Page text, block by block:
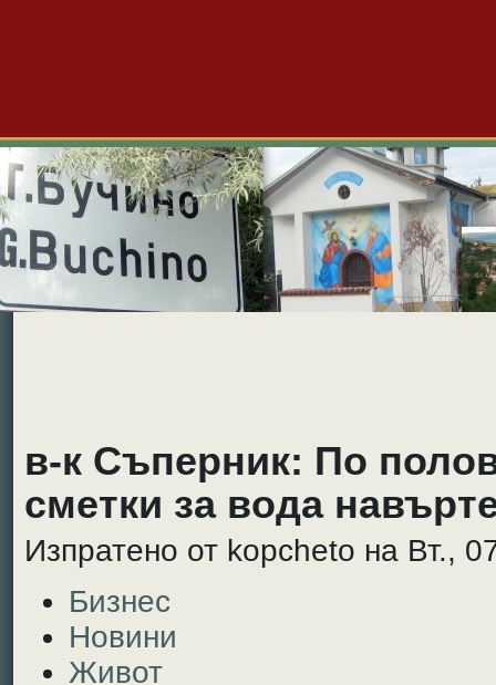
в-к Съперник: По
сметки за вода
Изпратено от kopcheto на Вт.,
Бизнес
Новини
Живот